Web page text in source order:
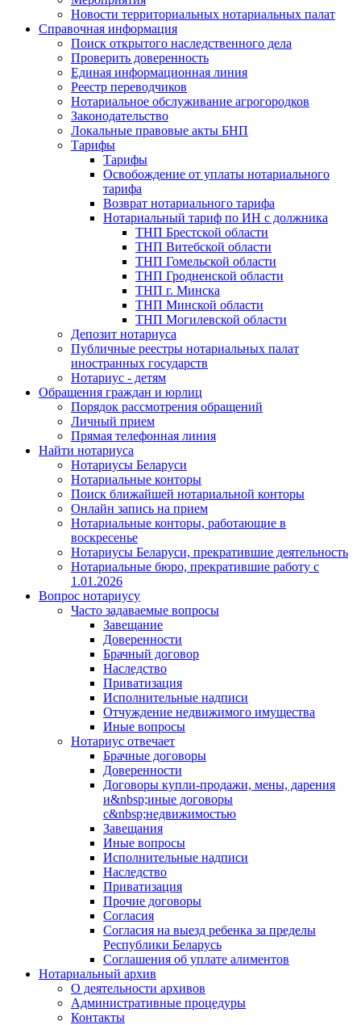
Новости территориальных нотариальных палат
Справочная информация
Поиск открытого наследственного дела
Проверить доверенность
Единая информационная линия
Реестр переводчиков
Нотариальное обслуживание агрогородков
Законодательство
Локальные правовые акты БНП
Тарифы
Тарифы
Освобождение от уплаты нотариального
тарифа
Возврат нотариального тарифа
Нотариальный тариф по ИН с должника
ТНП Брестской области
ТНП Витебской области
ТНП Гомельской области
ТНП Гродненской области
ТНП г. Минска
ТНП Минской области
ТНП Могилевской области
Депозит нотариуса
Публичные реестры нотариальных палат
иностранных государств
Нотариус - детям
Обращения граждан и юрлиц
Порядок рассмотрения обращений
Личный прием
Прямая телефонная линия
Найти нотариуса
Нотариусы Беларуси
Нотариальные конторы
Поиск ближайшей нотариальной конторы
Онлайн запись на прием
Нотариальные конторы, работающие в
воскресенье
Нотариусы Беларуси, прекратившие деятельность
Нотариальные бюро, прекратившие работу с
1.01.2026
Вопрос нотариусу
Часто задаваемые вопросы
Завещание
Доверенности
Брачный договор
Наследство
Приватизация
Исполнительные надписи
Отчуждение недвижимого имущества
Иные вопросы
Нотариус отвечает
Брачные договоры
Доверенности
Договоры купли-продажи, мены, дарения
и&nbsp;иные договоры
с&nbsp;недвижимостью
Завещания
Иные вопросы
Исполнительные надписи
Наследство
Приватизация
Прочие договоры
Согласия
Согласия на выезд ребенка за пределы
Республики Беларусь
Соглашения об уплате алиментов
Нотариальный архив
О деятельности архивов
Административные процедуры
Контакты